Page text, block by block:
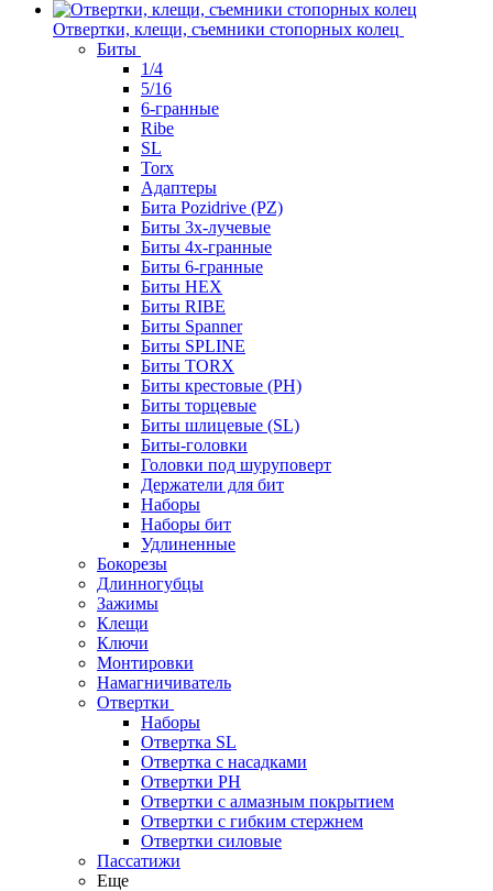
Отвертки, клещи, съемники стопорных колец
Биты
1/4
5/16
6-гранные
Ribe
SL
Torx
Адаптеры
Бита Pozidrive (PZ)
Биты 3х-лучевые
Биты 4х-гранные
Биты 6-гранные
Биты HEX
Биты RIBE
Биты Spanner
Биты SPLINE
Биты TORX
Биты крестовые (PH)
Биты торцевые
Биты шлицевые (SL)
Биты-головки
Головки под шуруповерт
Держатели для бит
Наборы
Наборы бит
Удлиненные
Бокорезы
Длинногубцы
Зажимы
Клещи
Ключи
Монтировки
Намагничиватель
Отвертки
Наборы
Отвертка SL
Отвертка с насадками
Отвертки PH
Отвертки с алмазным покрытием
Отвертки с гибким стержнем
Отвертки силовые
Пассатижи
Еще